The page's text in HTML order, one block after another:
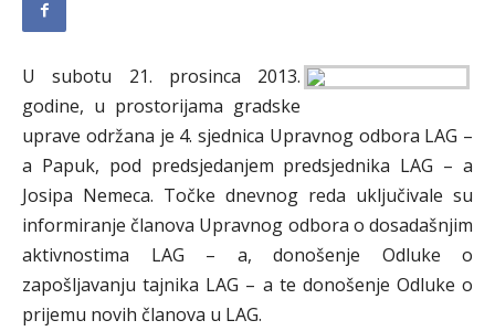
U subotu 21. prosinca 2013.
godine, u prostorijama gradske
uprave održana je 4. sjednica Upravnog odbora LAG –
a Papuk, pod predsjedanjem predsjednika LAG – a
Josipa Nemeca. Točke dnevnog reda uključivale su
informiranje članova Upravnog odbora o dosadašnjim
aktivnostima LAG – a, donošenje Odluke o
zapošljavanju tajnika LAG – a te donošenje Odluke o
prijemu novih članova u LAG.